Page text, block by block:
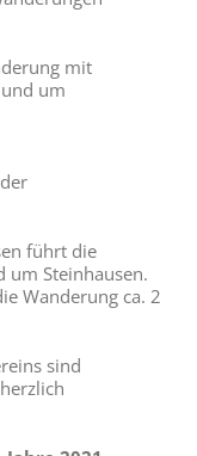
mit
um
führt die
um Steinhausen.
Wanderung ca. 2
sind